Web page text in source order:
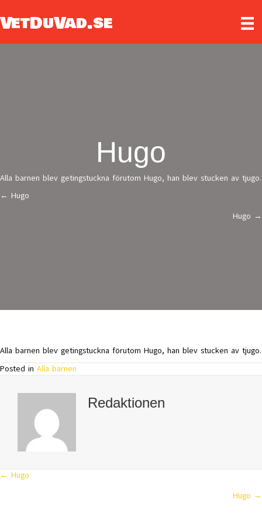
VetDuVad.se
Hugo
Alla barnen blev getingstuckna förutom Hugo, han blev stucken av tjugo.
Posts
← Hugo
Hugo →
Alla barnen blev getingstuckna förutom Hugo, han blev stucken av tjugo.
Posted in Alla barnen
Redaktionen
Posts
← Hugo
Hugo →